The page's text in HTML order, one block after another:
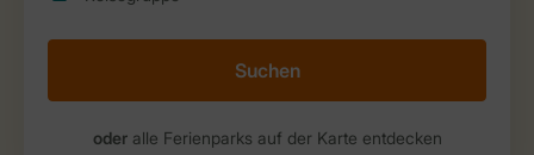
Suchen
oderalle Ferienparks auf der Karte entdecken